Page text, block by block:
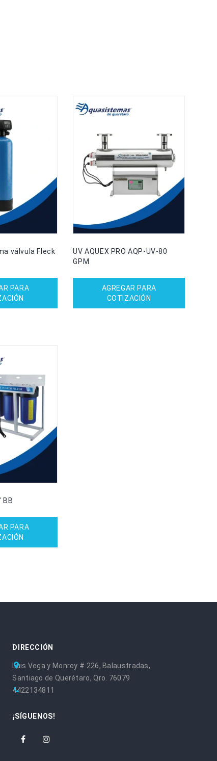
válvula Fleck
PARA
UV AQUEX PRO AQP-UV-80
GPM
AGREGAR PARA
COTIZACIÓN
BB
PARA
DIRECCIÓN
Luis Vega y Monroy # 226, Balaustradas,
Santiago de Querétaro, Qro. 76079
4422134811
¡SÍGUENOS!